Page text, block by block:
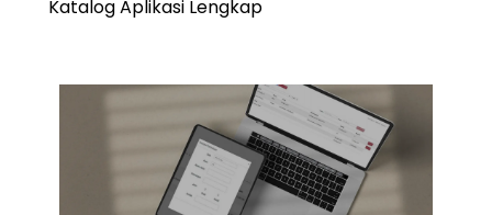
Katalog Aplikasi Lengkap